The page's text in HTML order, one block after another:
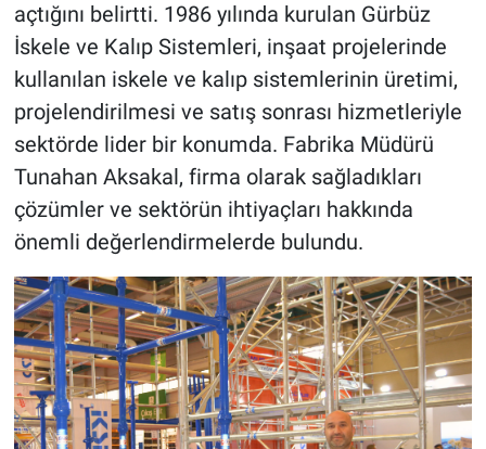
açtığını belirtti. 1986 yılında kurulan Gürbüz
İskele ve Kalıp Sistemleri, inşaat projelerinde
kullanılan iskele ve kalıp sistemlerinin üretimi,
projelendirilmesi ve satış sonrası hizmetleriyle
sektörde lider bir konumda. Fabrika Müdürü
Tunahan Aksakal, firma olarak sağladıkları
çözümler ve sektörün ihtiyaçları hakkında
önemli değerlendirmelerde bulundu.